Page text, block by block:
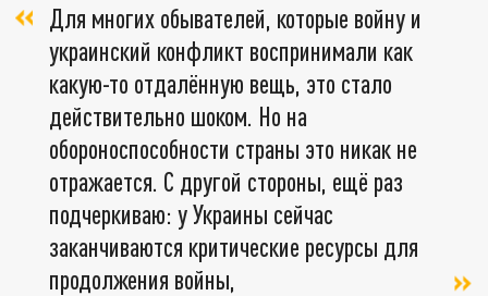
Для многих обывателей, которые войну и
украинский конфликт воспринимали как
какую-то отдалённую вещь, это стало
действительно шоком. Но на
обороноспособности страны это никак не
отражается. С другой стороны, ещё раз
подчеркиваю: у Украины сейчас
заканчиваются критические ресурсы для
продолжения войны,